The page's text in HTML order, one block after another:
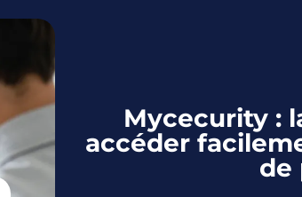
Mycecurity :
accéder
de